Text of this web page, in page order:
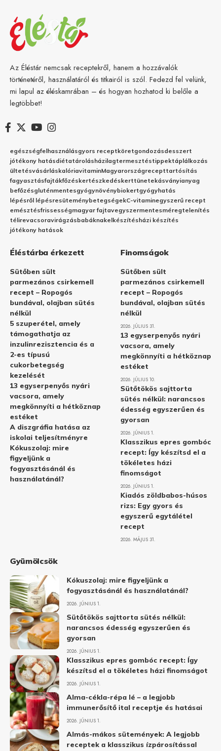
Az Éléstár nemcsak receptekről, hanem a hozzávalók
történetéről, használatáról és titkairól is szól. Fedezd fel velünk,
mi lapul az éléskamrában – és hogyan hozhatod ki belőle a
legtöbbet!
egészségfelhasználásgyors receptköretgondozásdesszert
jótékony hatásdiétatárolásházilagtermesztéstippektáplálkozás
ültetésvásárláskalóriavitaminMagyarországrecepttartósítás
fagyasztásfajtákfőzéskertészkedéskerttünetekásványianyag
befőzésgluténmentesgyógynövénybiokertgyógyhatás
lépésről lépésresüteménybetegségekC-vitaminegyszerű recept
emésztésfrissességmagyar fajtavegyszermentesméregtelenítés
télirevacsoravirágzásbabáknakelkészítésházi készítés
jótékony hatások
Éléstárba érkezett
Sütőben sült
parmezános csirkemell
recept – Ropogós
bundával, olajban sütés
nélkül
5 szuperétel, amely
támogathatja az
inzulinrezisztencia és a
2-es típusú
cukorbetegség
kezelését
13 egyserpenyős nyári
vacsora, amely
megkönnyíti a hétköznap
estéket
A diszgráfia hatása az
iskolai teljesítményre
Kókuszolaj: mire
figyeljünk a
fogyasztásánál és
használatánál?
Finomságok
Sütőben sült
parmezános csirkemell
recept – Ropogós
bundával, olajban sütés
nélkül
2026. JÚLIUS 31.
13 egyserpenyős nyári
vacsora, amely
megkönnyíti a hétköznap
estéket
2026. JÚLIUS 10.
Sütőtökös sajttorta
sütés nélkül: narancsos
édesség egyszerűen és
gyorsan
2026. JÚNIUS 1.
Klasszikus epres gombóc
recept: Így készítsd el a
tökéletes házi
finomságot
2026. JÚNIUS 1.
Kiadós zöldbabos-húsos
rizs: Egy gyors és
egyszerű egytálétel
recept
2026. MÁJUS 31.
Gyümölcsök
Kókuszolaj: mire figyeljünk a
fogyasztásánál és használatánál?
2026. JÚNIUS 1.
Sütőtökös sajttorta sütés nélkül:
narancsos édesség egyszerűen és
gyorsan
2026. JÚNIUS 1.
Klasszikus epres gombóc recept: Így
készítsd el a tökéletes házi finomságot
2026. JÚNIUS 1.
Alma-cékla-répa lé – a legjobb
immunerősítő ital receptje és hatásai
2026. JÚNIUS 1.
Almás-mákos sütemények: A legjobb
receptek a klasszikus ízpárosítással